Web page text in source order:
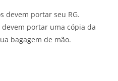
devem portar seu RG.
portar uma cópia da
bagagem de mão.